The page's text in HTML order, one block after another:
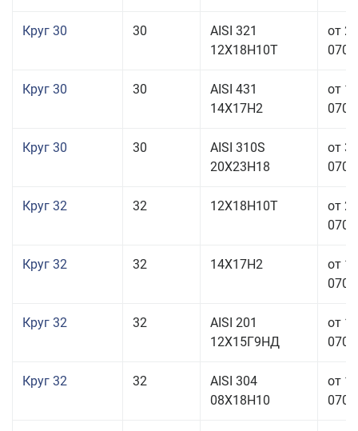
Круг 30 30
AISI 321
12Х18Н10Т
от
Круг 30 30
AISI 431
14Х17Н2
от
Круг 30 30
AISI 310S
20Х23Н18
от
Круг 32 32 12Х18Н10Т
от
Круг 32 32 14Х17Н2
от
Круг 32 32
AISI 201
12Х15Г9НД
от
Круг 32 32
AISI 304
08Х18Н10
от